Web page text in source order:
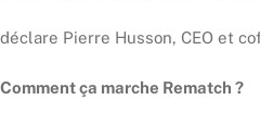
déclare Pierre Husson, CEO et
Comment ça marche Rematch ?